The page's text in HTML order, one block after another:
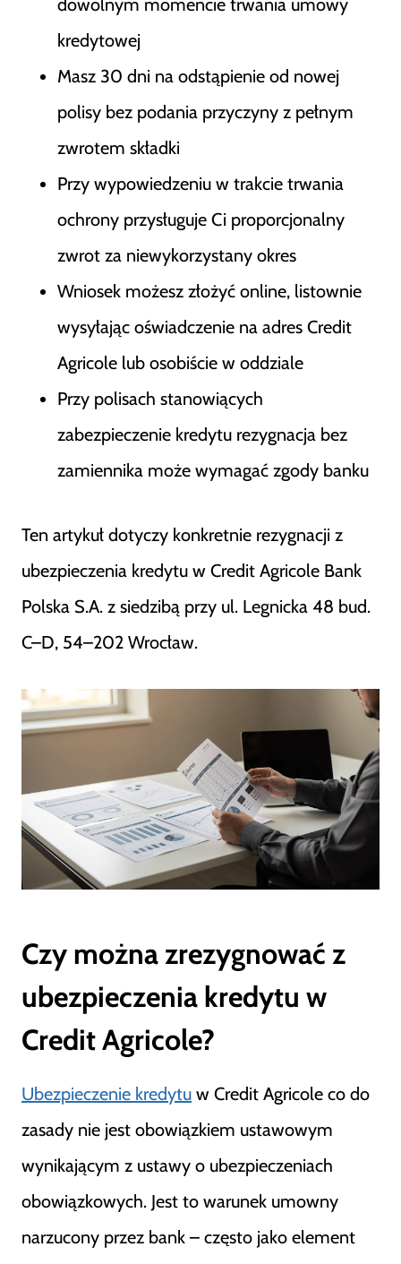
dowolnym momencie trwania umowy
kredytowej
Masz 30 dni na odstąpienie od nowej
polisy bez podania przyczyny z pełnym
zwrotem składki
Przy wypowiedzeniu w trakcie trwania
ochrony przysługuje Ci proporcjonalny
zwrot za niewykorzystany okres
Wniosek możesz złożyć online, listownie
wysyłając oświadczenie na adres Credit
Agricole lub osobiście w oddziale
Przy polisach stanowiących
zabezpieczenie kredytu rezygnacja bez
zamiennika może wymagać zgody banku
Ten artykuł dotyczy konkretnie rezygnacji z
ubezpieczenia kredytu w Credit Agricole Bank
Polska S.A. z siedzibą przy ul. Legnicka 48 bud.
C–D, 54–202 Wrocław.
Czy można zrezygnować z
ubezpieczenia kredytu w
Credit Agricole?
Ubezpieczenie kredytu w Credit Agricole co do
zasady nie jest obowiązkiem ustawowym
wynikającym z ustawy o ubezpieczeniach
obowiązkowych. Jest to warunek umowny
narzucony przez bank – często jako element